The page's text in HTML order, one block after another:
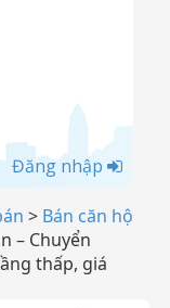
Đăng nhập
> Bán căn hộ
– Chuyển
thấp, giá